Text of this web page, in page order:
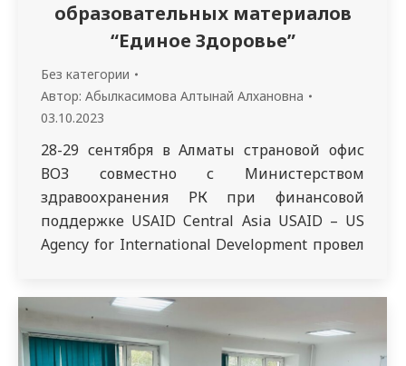
образовательных материалов
“Единое Здоровье”
Без категории
Автор: Абылкасимова Алтынай Алхановна
03.10.2023
28-29 сентября в Алматы страновой офис
ВОЗ совместно с Министерством
здравоохранения РК при финансовой
поддержке USAID Central Asia USAID – US
Agency for International Development провел
Здоровье” в программу подготовки
специалистов медицинских